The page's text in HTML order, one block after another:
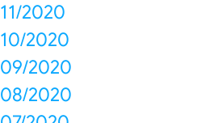
11/2020
10/2020
09/2020
08/2020